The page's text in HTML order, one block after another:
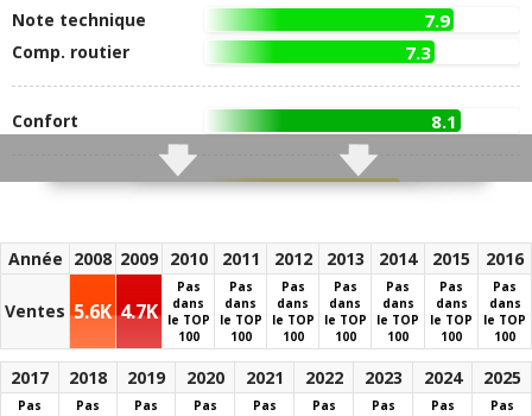
Note technique 7.9
Comp. routier 7.3
Confort 8.1
Finition 6.2
Coffre (510L) 8.3
Avansis SW(545L) 8.7
Année 2008 2009 2010 2011 2012 2013 2014 2015 2016
Ventes 5.6K 4.7K
Pas
dans
le TOP
100
Pas
dans
le TOP
100
Pas
dans
le TOP
100
Pas
dans
le TOP
100
Pas
dans
le TOP
100
Pas
dans
le TOP
100
Pas
dans
le TOP
100
2017 2018 2019 2020 2021 2022 2023 2024 2025
Pas
Pas
Pas
Pas
Pas
Pas
Pas
Pas
Pas